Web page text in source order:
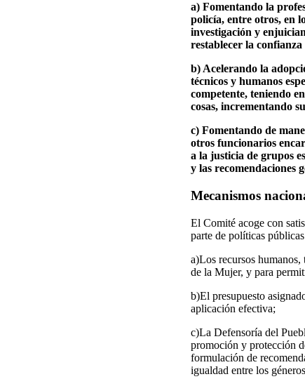
a) Fomentando la
policía, entre otros, en
investigación y
restablecer la
b) Acelerando la
técnicos y humanos
competente, teniendo
cosas, incrementando
c) Fomentando de
otros funcionarios
a la justicia de grupos
y las recomendaciones
Mecanismos
El Comité acoge con
parte de políticas
a)Los recursos
de la Mujer, y para
b)El presupuesto
aplicación efectiva;
c)La Defensoría del
promoción y protección
formulación de
igualdad entre los